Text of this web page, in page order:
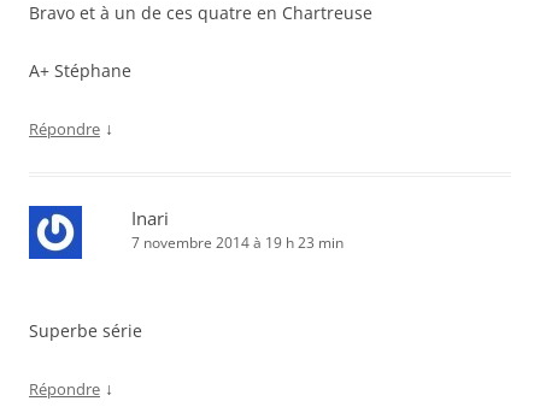
Bravo et à un de ces quatre en Chartreuse
A+ Stéphane
Répondre ↓
Inari
7 novembre 2014 à 19 h 23 min
Superbe série
Répondre ↓